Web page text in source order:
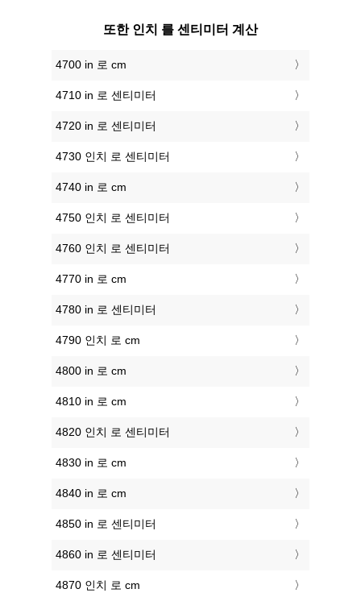
또한 인치 를 센티미터 계산
4700 in 로 cm
4710 in 로 센티미터
4720 in 로 센티미터
4730 인치 로 센티미터
4740 in 로 cm
4750 인치 로 센티미터
4760 인치 로 센티미터
4770 in 로 cm
4780 in 로 센티미터
4790 인치 로 cm
4800 in 로 cm
4810 in 로 cm
4820 인치 로 센티미터
4830 in 로 cm
4840 in 로 cm
4850 in 로 센티미터
4860 in 로 센티미터
4870 인치 로 cm